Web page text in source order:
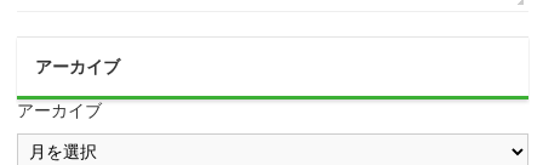
アーカイブ
アーカイブ